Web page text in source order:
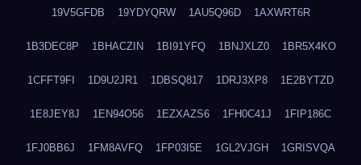
19V5GFDB 19YDYQRW 1AU5Q96D 1AXWRT6R
1B3DEC8P 1BHACZIN 1BI91YFQ 1BNJXLZ0 1BR5X4KO
1CFFT9FI 1D9U2JR1 1DBSQ817 1DRJ3XP8 1E2BYTZD
1E8JEY8J 1EN94O56 1EZXAZS6 1FH0C41J 1FIP186C
1FJ0BB6J 1FM8AVFQ 1FP03I5E 1GL2VJGH 1GRISVQA